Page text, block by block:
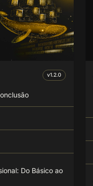
v1.2.0
Do Básico ao